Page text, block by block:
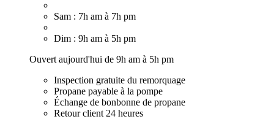
Sam : 7h am à 7h pm
Dim : 9h am à 5h pm
Ouvert aujourd'hui de 9h am à 5h pm
Inspection gratuite du remorquage
Propane payable à la pompe
Échange de bonbonne de propane
Retour client 24 heures